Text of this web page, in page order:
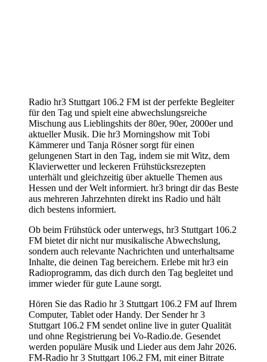
Radio hr3 Stuttgart 106.2 FM ist der perfekte Begleiter
für den Tag und spielt eine abwechslungsreiche
Mischung aus Lieblingshits der 80er, 90er, 2000er und
aktueller Musik. Die hr3 Morningshow mit Tobi
Kämmerer und Tanja Rösner sorgt für einen
gelungenen Start in den Tag, indem sie mit Witz, dem
Klavierwetter und leckeren Frühstücksrezepten
unterhält und gleichzeitig über aktuelle Themen aus
Hessen und der Welt informiert. hr3 bringt dir das Beste
aus mehreren Jahrzehnten direkt ins Radio und hält
dich bestens informiert.
Ob beim Frühstück oder unterwegs, hr3 Stuttgart 106.2
FM bietet dir nicht nur musikalische Abwechslung,
sondern auch relevante Nachrichten und unterhaltsame
Inhalte, die deinen Tag bereichern. Erlebe mit hr3 ein
Radioprogramm, das dich durch den Tag begleitet und
immer wieder für gute Laune sorgt.
Hören Sie das Radio hr 3 Stuttgart 106.2 FM auf Ihrem
Computer, Tablet oder Handy. Der Sender hr 3
Stuttgart 106.2 FM sendet online live in guter Qualität
und ohne Registrierung bei Vo-Radio.de. Gesendet
werden populäre Musik und Lieder aus dem Jahr 2026.
FM-Radio hr 3 Stuttgart 106.2 FM, mit einer Bitrate